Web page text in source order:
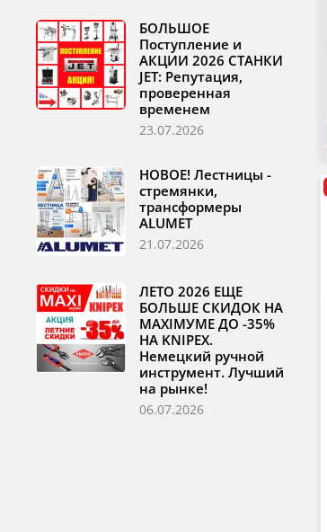
БОЛЬШОЕ
Поступление и
АКЦИИ 2026 СТАНКИ
JET: Репутация,
проверенная
временем
23.07.2026
НОВОЕ! Лестницы -
стремянки,
трансформеры
ALUMET
21.07.2026
ЛЕТО 2026 ЕЩЕ
БОЛЬШЕ СКИДОК НА
MAXIМУМЕ ДО -35%
НА KNIPEX.
Немецкий ручной
инструмент. Лучший
на рынке!
06.07.2026